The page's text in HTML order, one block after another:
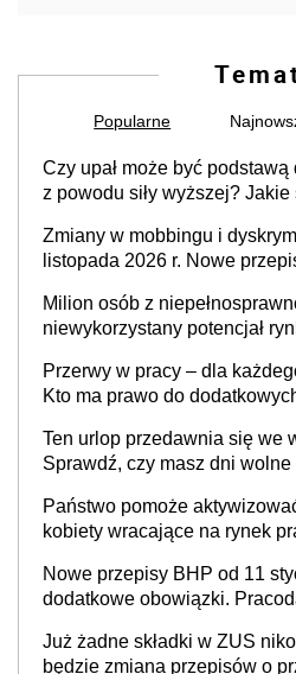
Popularne
Czy upał może być
z powodu siły wyższej?
Zmiany w mobbingu i
listopada 2026 r. Nowe
Milion osób z
niewykorzystany potencjał
refundacji, ale bariery po
świadomości pracodawców
Przerwy w pracy – dla
Kto ma prawo do
Ten urlop przedawnia się we
Sprawdź, czy masz dni
Państwo pomoże
kobiety wracające na rynek
neuroatypowe. Powstanie
Inkluzywności w
Nowe przepisy BHP od 11
dodatkowe obowiązki.
Już żadne składki w ZUS
będzie zmiana przepisów o